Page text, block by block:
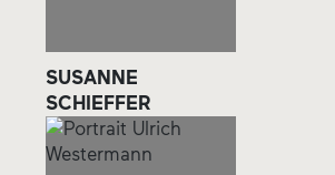
SUSANNE
SCHIEFFER